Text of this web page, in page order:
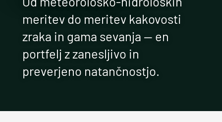
meritev do meritev kakovosti
zraka in gama sevanja — en
portfelj z zanesljivo in
preverjeno natančnostjo.